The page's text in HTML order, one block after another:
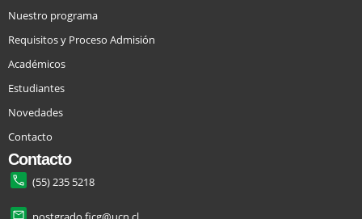
Nuestro programa
Requisitos y Proceso Admisión
Académicos
Estudiantes
Novedades
Contacto
Contacto
(55) 235 5218